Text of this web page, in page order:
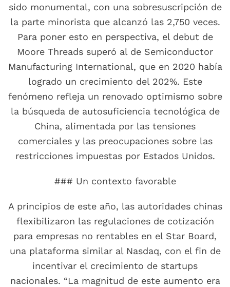
sido monumental, con una sobresuscripción de
la parte minorista que alcanzó las 2,750 veces.
Para poner esto en perspectiva, el debut de
Moore Threads superó al de Semiconductor
Manufacturing International, que en 2020 había
logrado un crecimiento del 202%. Este
fenómeno refleja un renovado optimismo sobre
la búsqueda de autosuficiencia tecnológica de
China, alimentada por las tensiones
comerciales y las preocupaciones sobre las
restricciones impuestas por Estados Unidos.
### Un contexto favorable
A principios de este año, las autoridades chinas
flexibilizaron las regulaciones de cotización
para empresas no rentables en el Star Board,
una plataforma similar al Nasdaq, con el fin de
incentivar el crecimiento de startups
nacionales. “La magnitud de este aumento era